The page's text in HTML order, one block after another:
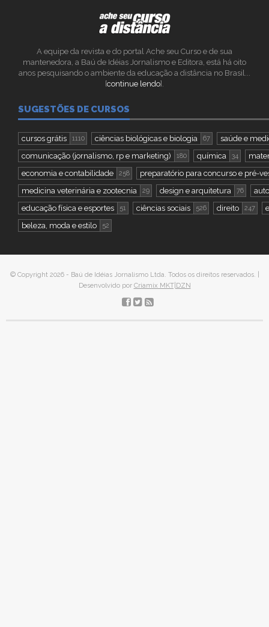
A equipe da revista e do portal Ache seu Curso e de sua
mantenedora, a Baú de Idéias Jornalismo e Editora, está há oito
anos pesquisando o ambiente da educação a distância no Brasil...
[continue lendo].
SUGESTÕES DE CURSOS
cursos grátis 1110 ciências biológicas e biologia 67
saúde e
comunicação (jornalismo, rp e marketing)
180 química 34
economia e contabilidade
258
preparatório para concurso e pré-
medicina veterinária e zootecnia
29 design e arquitetura 76
educação física e esportes
51 ciências sociais 526 direito 247
beleza, moda e estilo
52
© Copyright 2026 - Baú de Idéias Jornalismo Ltda. Todos os direitos reservados. |
Desenvolvido por Criamix MKT|DZN